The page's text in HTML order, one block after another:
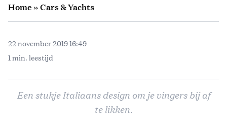
Home»Cars & Yachts
22 november 2019 16:49
1 min. leestijd
Een stukje Italiaans design om je vingers bij af
te likken.